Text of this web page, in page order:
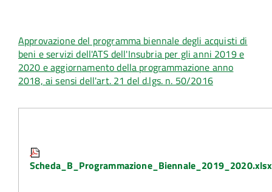
Approvazione del programma biennale degli acquisti di
beni e servizi dell'ATS dell'Insubria per gli anni 2019 e
2020 e aggiornamento della programmazione anno
2018, ai sensi dell'art. 21 del d.lgs. n. 50/2016